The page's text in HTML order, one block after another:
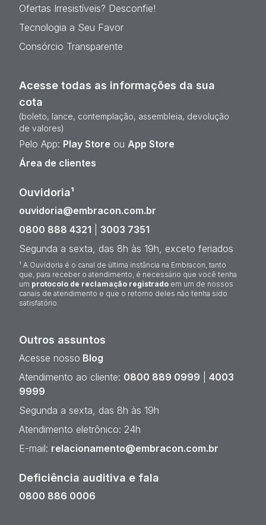
Ofertas Irresistíveis? Desconfie!
Tecnologia a Seu Favor
Consórcio Transparente
Acesse todas as informações da sua
cota
(boleto, lance, contemplação, assembleia, devolução
de valores)
Pelo App: Play Store ou App Store
Área de clientes
Ouvidoria¹
ouvidoria@embracon.com.br
0800 888 4321
3003 7351
Segunda a sexta, das 8h às 19h, exceto feriados
¹ A Ouvidoria é o canal de última instância na Embracon, tanto
que, para receber o atendimento, é necessário que você tenha
um protocolo de reclamação registrado em um de nossos
canais de atendimento e que o retorno deles não tenha sido
satisfatório.
Outros assuntos
Acesse nosso Blog
Atendimento ao cliente: 0800 889 0999
4003
9999
Segunda a sexta, das 8h às 19h
Atendimento eletrônico: 24h
E-mail: relacionamento@embracon.com.br
Deficiência auditiva e fala
0800 886 0006